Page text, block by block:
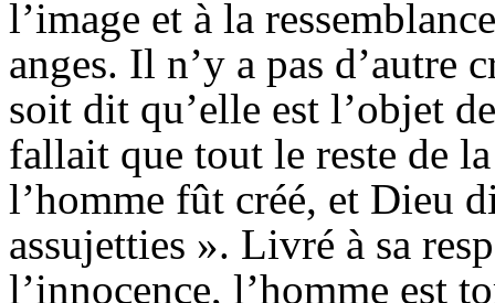
l’image et à la
anges. Il n’y a pas d’autre
soit dit qu’elle est l’objet
fallait que tout le reste de
l’homme fût créé, et Dieu
assujetties ». Livré à sa
l’innocence, l’homme est